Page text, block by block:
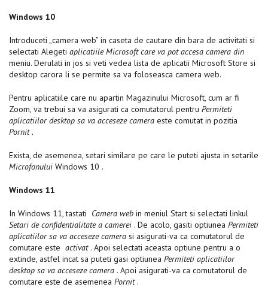
Windows 10
Introduceti „camera web” in caseta de cautare din bara de activitati si
selectati Alegeti aplicatiile Microsoft care va pot accesa camera din
meniu. Derulati in jos si veti vedea lista de aplicatii Microsoft Store si
desktop carora li se permite sa va foloseasca camera web.
Pentru aplicatiile care nu apartin Magazinului Microsoft, cum ar fi
Zoom, va trebui sa va asigurati ca comutatorul pentru Permiteti
aplicatiilor desktop sa va acceseze camera este comutat in pozitia
Pornit.
Exista, de asemenea, setari similare pe care le puteti ajusta in setarile
Microfonului Windows 10 .
Windows 11
In Windows 11, tastati Camera web in meniul Start si selectati linkul
Setari de confidentialitate a camerei . De acolo, gasiti optiunea Permiteti
aplicatiilor sa va acceseze camera si asigurati-va ca comutatorul de
comutare este activat. Apoi selectati aceasta optiune pentru a o
extinde, astfel incat sa puteti gasi optiunea Permiteti aplicatiilor
desktop sa va acceseze camera . Apoi asigurati-va ca comutatorul de
comutare este de asemenea Pornit.